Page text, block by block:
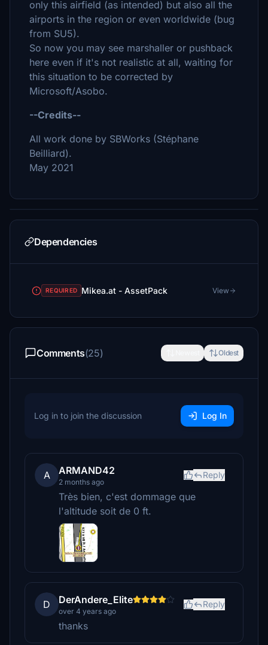
only this airfield (as intended) but also all the
airports in the region or even worldwide (bug
from SU5).
So now you may see marshaller or pushback
here even if it's not realistic at all, waiting for
this situation to be corrected by
Microsoft/Asobo.
--Credits--
All work done by SBWorks (Stéphane
Beilliard).
May 2021
Dependencies
REQUIRED Mikea.at - AssetPack View
Comments(25) Oldest
Log in to join the discussion Log In
A ARMAND42
2 months ago
Reply
Très bien, c'est dommage que
l'altitude soit de 0 ft.
D DerAndere_Elite
over 4 years ago
Reply
thanks